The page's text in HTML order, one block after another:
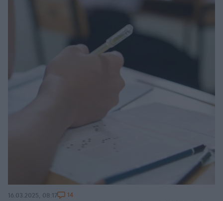
16.03.2025, 08:17 14